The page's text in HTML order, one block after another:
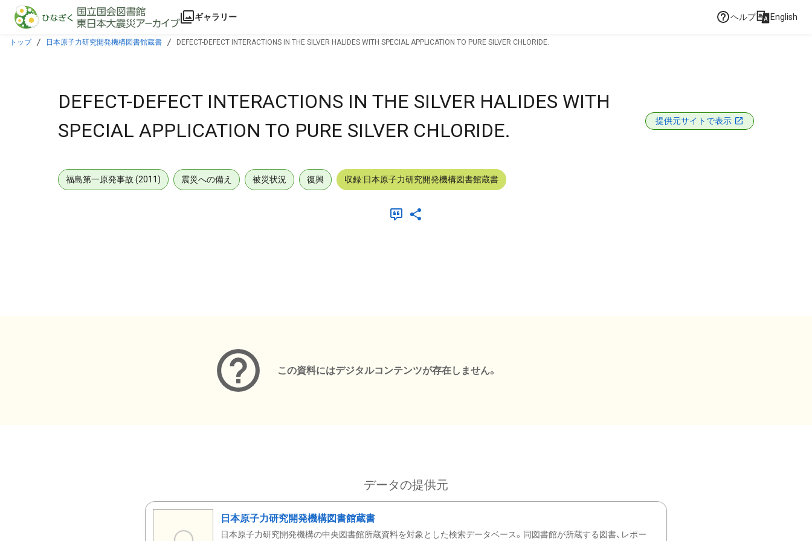
本文に飛ぶ
ギャラリー ヘルプ English
トップ 日本原子力研究開発機構図書館蔵書 DEFECT-DEFECT INTERACTIONS IN THE SILVER HALIDES WITH SPECIAL APPLICATION TO PURE SILVER CHLORIDE.
DEFECT-DEFECT INTERACTIONS IN THE SILVER HALIDES WITH
SPECIAL APPLICATION TO PURE SILVER CHLORIDE.
提供元サイトで表示
福島第一原発事故 (2011) 震災への備え 被災状況 復興 収録:日本原子力研究開発機構図書館蔵書
この資料にはデジタルコンテンツが存在しません。
データの提供元
日本原子力研究開発機構図書館蔵書
日本原子力研究開発機構の中央図書館所蔵資料を対象とした検索データベース。同図書館が所蔵する図書、レポー